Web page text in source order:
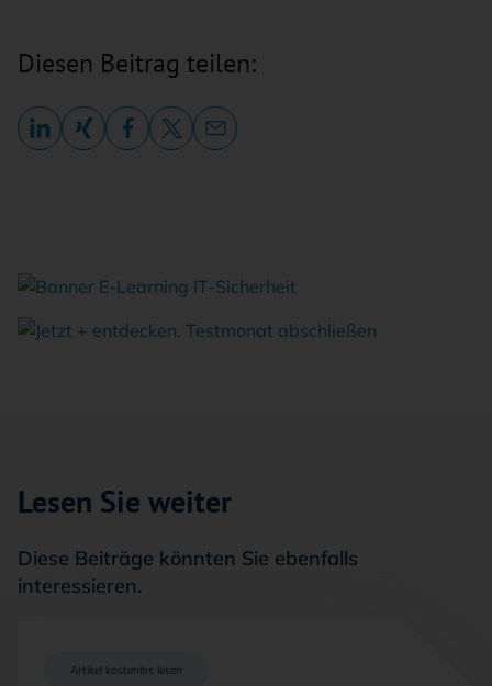
Diesen Beitrag teilen:
Lesen Sie weiter
Diese Beiträge könnten Sie ebenfalls
interessieren.
Artikel kostenlos lesen